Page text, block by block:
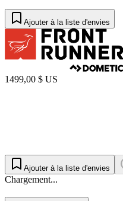
Ajouter à la liste d'envies
1499,00 $ US
Ajouter à la liste d'envies
Chargement...